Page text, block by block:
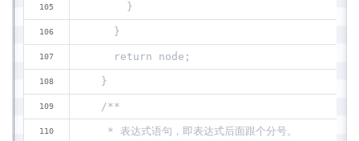
      }
    }
    return node;
  }
  /**
   * 表达式语句，即表达式后面跟个分号。